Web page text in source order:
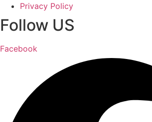
Privacy Policy
Follow US
Facebook